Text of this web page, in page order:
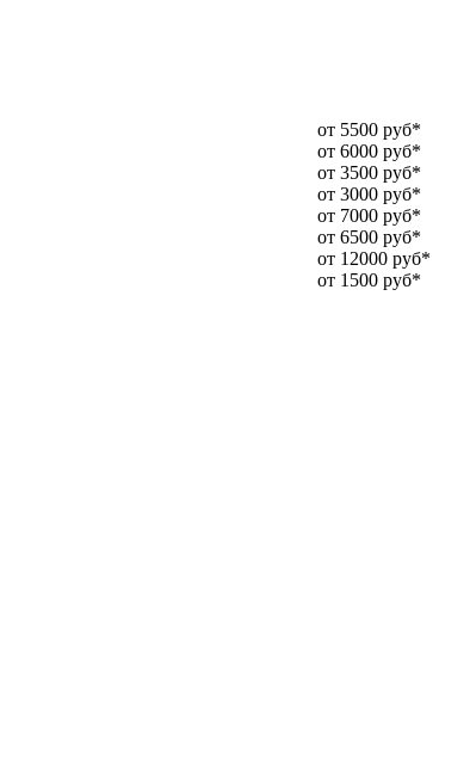
от 5500 руб*
от 6000 руб*
от 3500 руб*
от 3000 руб*
от 7000 руб*
от 6500 руб*
от 12000 руб*
от 1500 руб*